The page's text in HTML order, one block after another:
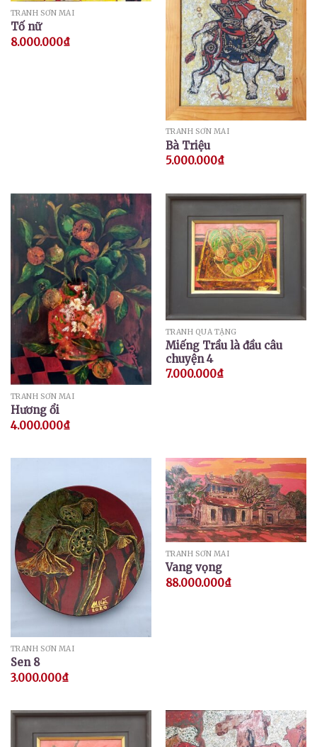
TRANH SƠN MÀI
Tố nữ
8.000.000₫
TRANH SƠN MÀI
Bà Triệu
5.000.000₫
TRANH SƠN MÀI
Hương ổi
4.000.000₫
TRANH QUÀ TẶNG
Miếng Trầu là đầu câu
chuyện 4
7.000.000₫
TRANH SƠN MÀI
Sen 8
3.000.000₫
TRANH SƠN MÀI
Vang vọng
88.000.000₫